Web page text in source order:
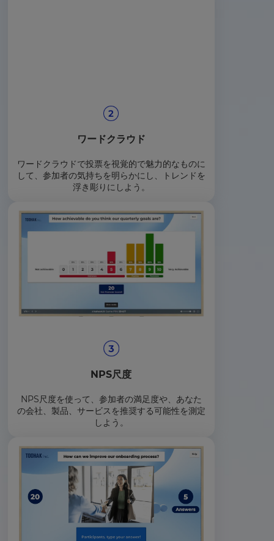
ワードクラウド
ワードクラウドで投票を視覚的で魅力的なものに
して、参加者の気持ちを明らかにし、トレンドを
浮き彫りにしよう。
NPS尺度
NPS尺度を使って、参加者の満足度や、あなた
の会社、製品、サービスを推奨する可能性を測定
しよう。